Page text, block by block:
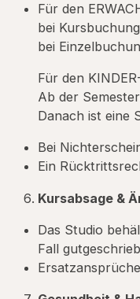
Für den
bei
bei
Für den
Ab der
Danach ist eine
Bei
Ein
Kursabsage &
Das Studio
Fall